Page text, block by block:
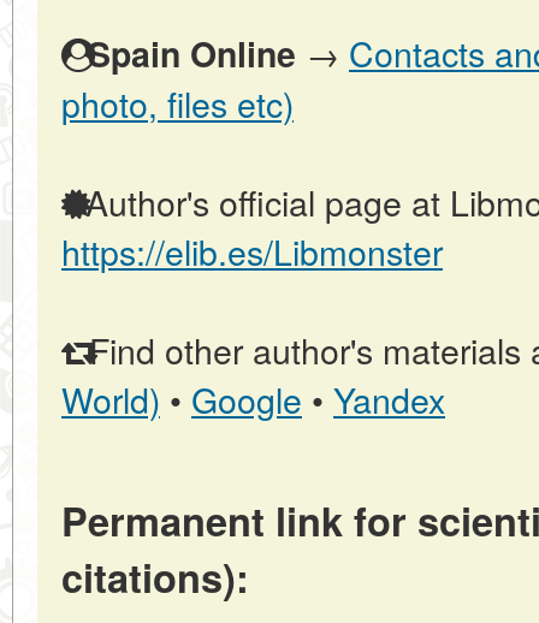
Spain Online → Contacts
photo, files etc)
Author's official page at
https://elib.es/Libmonster
Find other author's materials
World) • Google • Yandex
Permanent link for
citations):